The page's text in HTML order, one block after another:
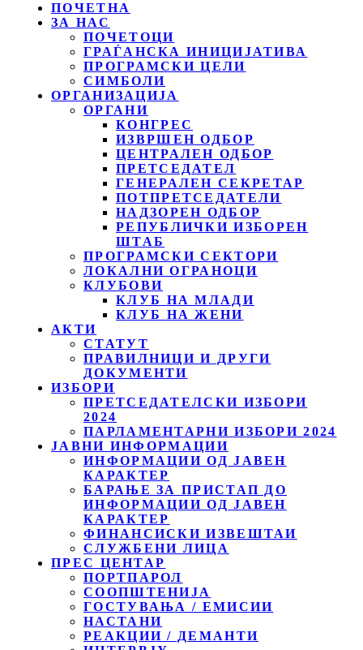
ПОЧЕТНА
ЗА НАС
ПОЧЕТОЦИ
ГРАЃАНСКА ИНИЦИЈАТИВА
ПРОГРАМСКИ ЦЕЛИ
СИМБОЛИ
ОРГАНИЗАЦИЈА
ОРГАНИ
КОНГРЕС
ИЗВРШЕН ОДБОР
ЦЕНТРАЛЕН ОДБОР
ПРЕТСЕДАТЕЛ
ГЕНЕРАЛЕН СЕКРЕТАР
ПОТПРЕТСЕДАТЕЛИ
НАДЗОРЕН ОДБОР
РЕПУБЛИЧКИ ИЗБОРЕН
ШТАБ
ПРОГРАМСКИ СЕКТОРИ
ЛОКАЛНИ ОГРАНОЦИ
КЛУБОВИ
КЛУБ НА МЛАДИ
КЛУБ НА ЖЕНИ
АКТИ
СТАТУТ
ПРАВИЛНИЦИ И ДРУГИ
ДОКУМЕНТИ
ИЗБОРИ
ПРЕТСЕДАТЕЛСКИ ИЗБОРИ
2024
ПАРЛАМЕНТАРНИ ИЗБОРИ 2024
ЈАВНИ ИНФОРМАЦИИ
ИНФОРМАЦИИ ОД ЈАВЕН
КАРАКТЕР
БАРАЊЕ ЗА ПРИСТАП ДО
ИНФОРМАЦИИ ОД ЈАВЕН
КАРАКТЕР
ФИНАНСИСКИ ИЗВЕШТАИ
СЛУЖБЕНИ ЛИЦА
ПРЕС ЦЕНТАР
ПОРТПАРОЛ
СООПШТЕНИЈА
ГОСТУВАЊА / ЕМИСИИ
НАСТАНИ
РЕАКЦИИ / ДЕМАНТИ